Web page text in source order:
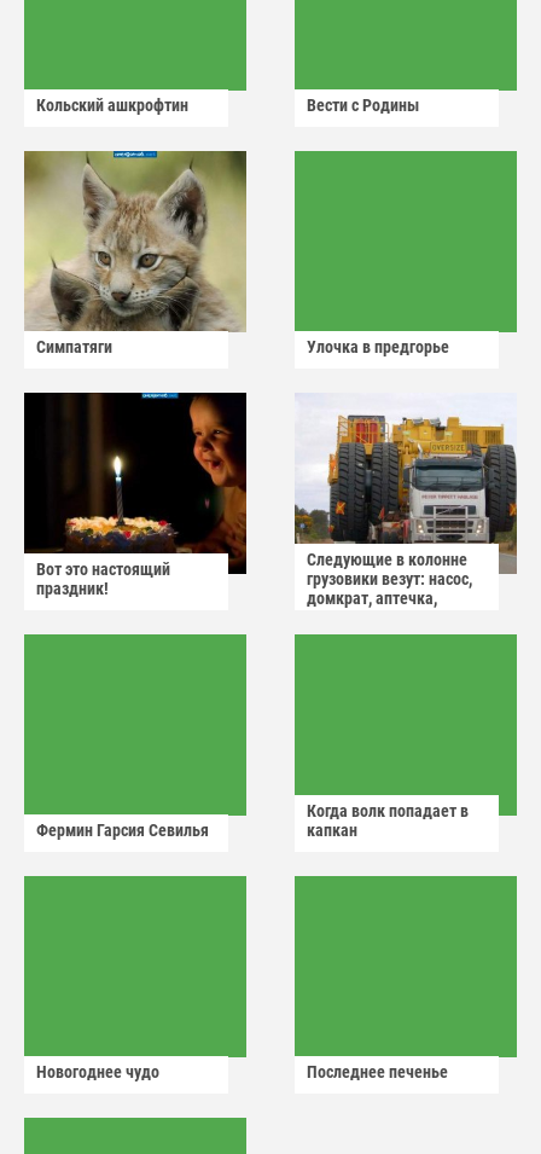
Кольский ашкрофтин Вести с Родины
Симпатяги Улочка в предгорье
Вот это настоящий
праздник!
Следующие в колонне
грузовики везут: насос,
домкрат, аптечка,
Фермин Гарсия Севилья
Когда волк попадает в
капкан
Новогоднее чудо Последнее печенье